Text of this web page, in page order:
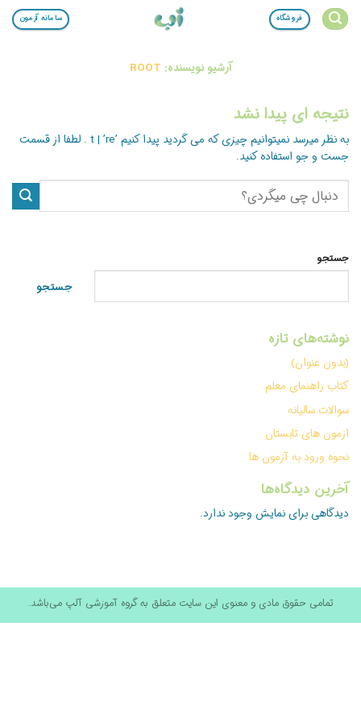
Skip
فروشگاه سامانه آزمون
آرشیو نویسنده: ROOT
نتیجه ای پیدا نشد
به نظر میرسد نمیتوانیم چیزی که می گردید پیدا کنیم ’t | ’re . لطفا از قسمت
جست و جو استفاده کنید.
جستجو
جستجو
نوشته‌های تازه
(بدون عنوان)
کتاب راهنمای معلم
سوالات سالیانه
ازمون های تابستان
نحوه ورود به آزمون ها
آخرین دیدگاه‌ها
دیدگاهی برای نمایش وجود ندارد.
تمامی حقوق مادی و معنوی این سایت متعلق به گروه آموزشی آلپ می‌باشد.